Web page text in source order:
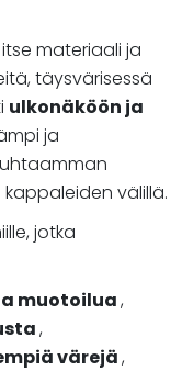
materiaali ja
täysvärisessä
ulkonäköön ja
ja
välillä.
jotka
muotoilua,
,
värejä,